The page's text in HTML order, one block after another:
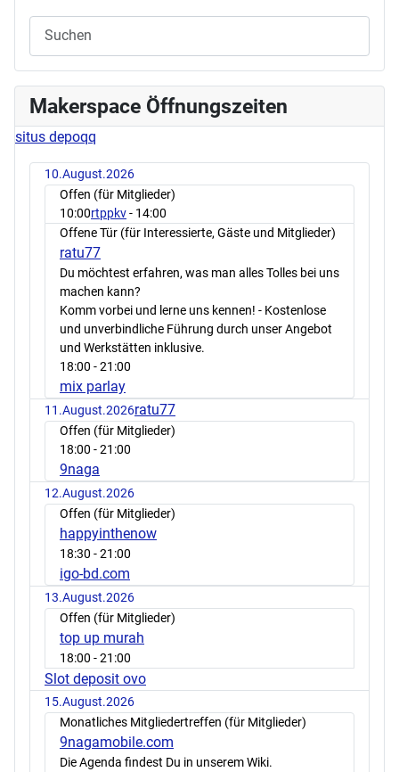
Makerspace Öffnungszeiten
situs depoqq
10.August.2026
Offen (für Mitglieder)
10:00rtppkv- 14:00
Offene Tür (für Interessierte, Gäste und Mitglieder)
ratu77
Du möchtest erfahren, was man alles Tolles bei uns
machen kann?
Komm vorbei und lerne uns kennen! - Kostenlose
und unverbindliche Führung durch unser Angebot
und Werkstätten inklusive.
18:00 - 21:00
mix parlay
11.August.2026ratu77
Offen (für Mitglieder)
18:00 - 21:00
9naga
12.August.2026
Offen (für Mitglieder)
happyinthenow
18:30 - 21:00
igo-bd.com
13.August.2026
Offen (für Mitglieder)
top up murah
18:00 - 21:00
Slot deposit ovo
15.August.2026
Monatliches Mitgliedertreffen (für Mitglieder)
9nagamobile.com
Die Agenda findest Du in unserem Wiki.